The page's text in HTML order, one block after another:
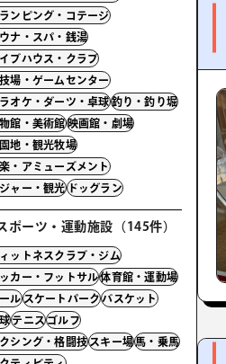
ンピング・コテージ
ナ・スパ・銭湯
ブハウス・クラブ
場・ゲームセンター
オケ・ダーツ・卓球釣り・釣り堀
館・美術館映画館・劇場
地・観光牧場
・アミューズメント
ャー・観光ドッグラン
ポーツ・運動施設（145件）
ットネスクラブ・ジム
カー・フットサル体育館・運動場
ルスケートパークバスケット
テニスゴルフ
シング・格闘技スキー場馬・乗馬